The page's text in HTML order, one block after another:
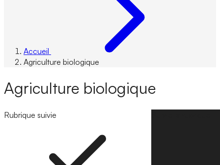
Accueil
Agriculture biologique
Agriculture biologique
Rubrique suivie